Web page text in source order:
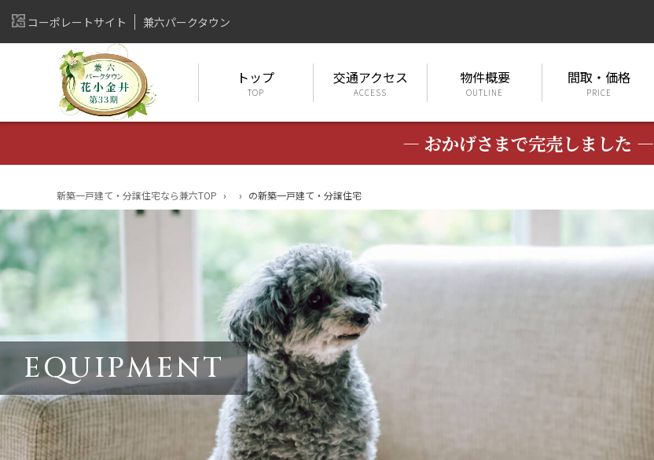
コーポレートサイト 兼六パークタウン
トップ
TOP
交通アクセス
ACCESS
物件概要
OUTLINE
間取・価格
PRICE
― おかげさまで完売しました ―
新築一戸建て・分譲住宅なら兼六TOP › › の新築一戸建て・分譲住宅
EQUIPMENT